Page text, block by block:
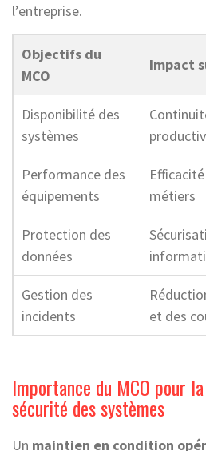
l’entreprise.
Objectifs du
MCO
Impact
Disponibilité des
systèmes
Performance des
équipements
métiers
Protection des
données
Gestion des
incidents
et des
Importance du MCO pour
sécurité des systèmes
Un maintien en condition